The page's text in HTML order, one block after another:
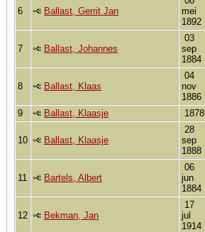
6 Ballast, Gerrit Jan
mei
1892
7 Ballast, Johannes
03
sep
1884
8 Ballast, Klaas
04
nov
1886
9 Ballast, Klaasje 1878
10 Ballast, Klaasje
28
sep
1888
11 Bartels, Albert
06
jun
1884
12 Bekman, Jan
17
jul
1914